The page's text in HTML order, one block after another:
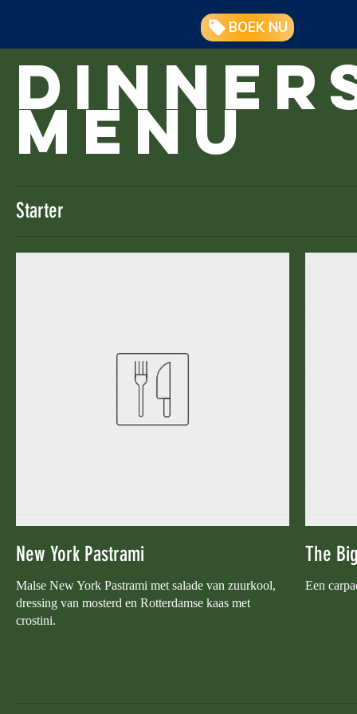
BOEK NU
Menu
Starter
New York Pastrami
Malse New York Pastrami met salade van zuurkool,
dressing van mosterd en Rotterdamse kaas met
crostini.
The
Een